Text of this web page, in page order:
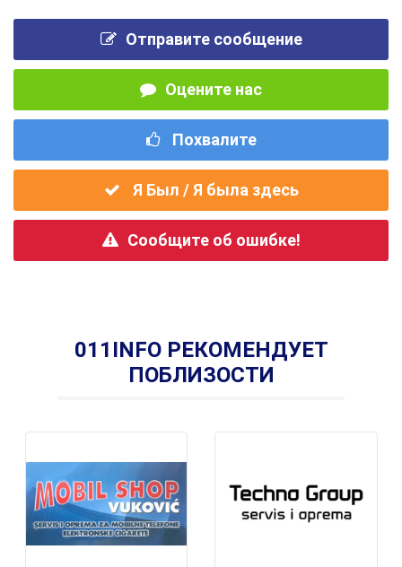
Отправите сообщение
Оцените нас
Похвалите
Я Был / Я была здесь
Сообщите об ошибке!
011INFO РЕКОМЕНДУЕТ
ПОБЛИЗОСТИ